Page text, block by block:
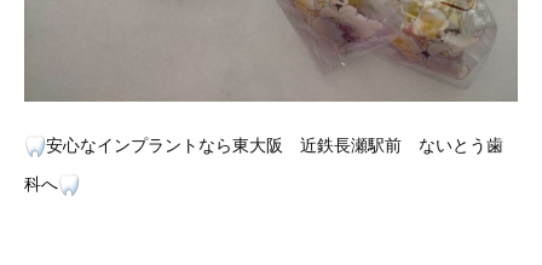
安心なインプラントなら東大阪 近鉄長瀬駅前 ないとう歯
科へ